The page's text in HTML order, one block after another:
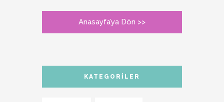
Anasayfa’ya Dön >>
KATEGORILER